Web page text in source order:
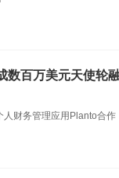
数百万美元天使轮
人财务管理应用Planto合